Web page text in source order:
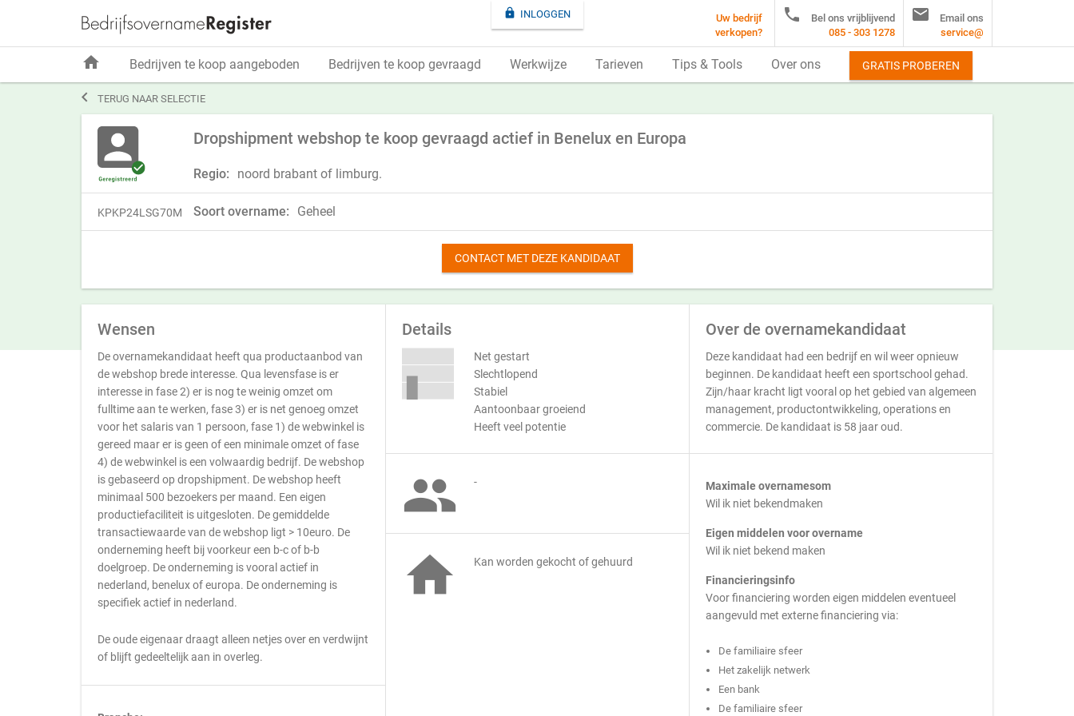
 TERUG NAAR SELECTIE
Dropshipment webshop te koop gevraagd actief in Benelux en Europa
Regio: noord brabant of limburg.
KPKP24LSG70M Soort overname: Geheel
CONTACT MET DEZE KANDIDAAT
Wensen
De overnamekandidaat heeft qua productaanbod van
de webshop brede interesse. Qua levensfase is er
interesse in fase 2) er is nog te weinig omzet om
fulltime aan te werken, fase 3) er is net genoeg omzet
voor het salaris van 1 persoon, fase 1) de webwinkel is
gereed maar er is geen of een minimale omzet of fase
4) de webwinkel is een volwaardig bedrijf. De webshop
is gebaseerd op dropshipment. De webshop heeft
minimaal 500 bezoekers per maand. Een eigen
productiefaciliteit is uitgesloten. De gemiddelde
transactiewaarde van de webshop ligt > 10euro. De
onderneming heeft bij voorkeur een b-c of b-b
doelgroep. De onderneming is vooral actief in
nederland, benelux of europa. De onderneming is
specifiek actief in nederland.
De oude eigenaar draagt alleen netjes over en verdwijnt
of blijft gedeeltelijk aan in overleg.
Details
Net gestart
Slechtlopend
Stabiel
Aantoonbaar groeiend
Heeft veel potentie
 -
 Kan worden gekocht of gehuurd
Over de overnamekandidaat
Deze kandidaat had een bedrijf en wil weer opnieuw
beginnen. De kandidaat heeft een sportschool gehad.
Zijn/haar kracht ligt vooral op het gebied van algemeen
management, productontwikkeling, operations en
commercie. De kandidaat is 58 jaar oud.
Maximale overnamesom
Wil ik niet bekendmaken
Eigen middelen voor overname
Wil ik niet bekend maken
Financieringsinfo
Voor financiering worden eigen middelen eventueel
aangevuld met externe financiering via:
De familiaire sfeer
Het zakelijk netwerk
Een bank
De familiaire sfeer
 INLOGGEN
Uw bedrijf
verkopen?

Bel ons vrijblijvend
085 - 303 1278

Email ons
service@
home Bedrijven te koop aangeboden Bedrijven te koop gevraagd Werkwijze Tarieven Tips & Tools Over ons GRATIS PROBEREN